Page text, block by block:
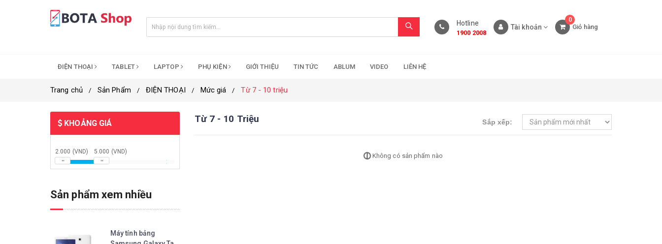
Hotline
1900 2008
Tài khoản
0
Giỏ hàng
ĐIỆN THOẠI TABLET LAPTOP PHỤ KIỆN GIỚI THIỆU TIN TỨC ABLUM VIDEO LIÊN HỆ
Trang chủ Sản Phẩm ĐIỆN THOẠI Mức giá Từ 7 - 10 triệu
KHOẢNG GIÁ
2.000 (VND) 5.000 (VND)
Sản phẩm xem nhiều
Máy tính bảng
Từ 7 - 10 Triệu Sắp xếp:
Không có sản phẩm nào